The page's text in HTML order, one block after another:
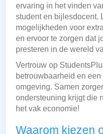
ervaring in het vinden
student en bijlesdocent.
mogelijkheden voor
en ervoor te zorgen dat
presteren in de wereld
Vertrouw op
betrouwbaarheid en
omgeving. Samen
ondersteuning krijgt die
het vak economie!
Waarom kiezen